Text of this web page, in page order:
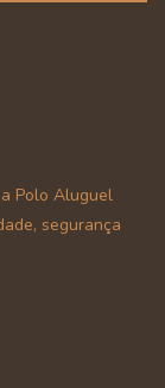
Polo Aluguel
segurança